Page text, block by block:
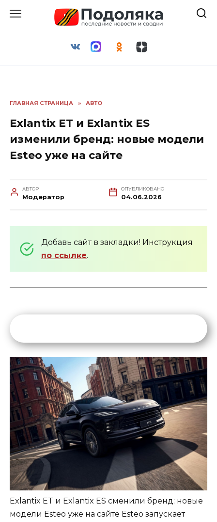
ГЛАВНАЯ СТРАНИЦА » АВТО
Exlantix ET и Exlantix ES
изменили бренд: новые модели
Esteo уже на сайте
АВТОР
Модератор
ОПУБЛИКОВАНО
04.06.2026
Добавь сайт в закладки! Инструкция
по ссылке.
Exlantix ET и Exlantix ES сменили бренд: новые
модели Esteo уже на сайте Esteo запускает